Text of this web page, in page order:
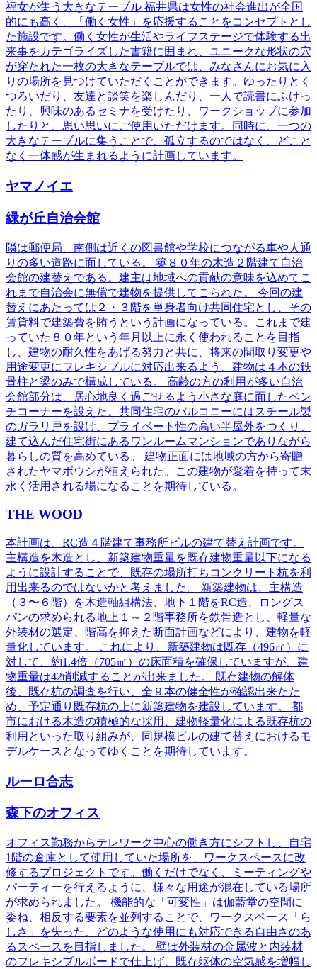
福女が集う大きなテーブル 福井県は女性の社会進出が全国
的にも高く、「働く女性」を応援することをコンセプトとし
た施設です。働く女性が生活やライフステージで体験する出
来事をカテゴライズした書籍に囲まれ、ユニークな形状の穴
が穿たれた一枚の大きなテーブルでは、みなさんにお気に入
りの場所を見つけていただくことができます。ゆったりとく
つろいだり、友達と談笑を楽しんだり、一人で読書にふけっ
たり、興味のあるセミナを受けたり、ワークショップに参加
したりと、思い思いにご使用いただけます。同時に、一つの
大きなテーブルに集うことで、孤立するのではなく、どこと
なく一体感が生まれるように計画しています。
ヤマノイエ
緑が丘自治会館
隣は郵便局、南側は近くの図書館や学校につながる車や人通
りの多い道路に面している。 築８０年の木造２階建て自治
会館の建替えである。建主は地域への貢献の意味を込めてこ
れまで自治会に無償で建物を提供してこられた。 今回の建
替えにあたっては２・３階を単身者向け共同住宅とし、その
賃貸料で建築費を賄うという計画になっている。これまで建
っていた８０年という年月以上に永く使われることを目指
し、建物の耐久性をあげる努力と共に、将来の間取り変更や
用途変更にフレキシブルに対応出来るよう、建物は４本の鉄
骨柱と梁のみで構成している。 高齢の方の利用が多い自治
会館部分は、居心地良く過ごせるよう小さな庭に面したベン
チコーナーを設えた。共同住宅のバルコニーにはスチール製
のガラリ戸を設け、プライベート性の高い半屋外をつくり、
建て込んだ住宅街にあるワンルームマンションでありながら
暮らしの質を高めている。 建物正面には地域の方から寄贈
されたヤマボウシが植えられた。この建物が愛着を持って末
永く活用される場になることを期待している。
THE WOOD
本計画は、RC造４階建て事務所ビルの建て替え計画です。
主構造を木造とし、新築建物重量を既存建物重量以下になる
ように設計することで、既存の場所打ちコンクリート杭を利
用出来るのではないかと考えました。 新築建物は、主構造
（３〜６階）を木造軸組構法、地下１階をRC造、ロングス
パンの求められる地上１～２階事務所を鉄骨造とし、軽量な
外装材の選定、階高を抑えた断面計画などにより、建物を軽
量化しています。 これにより、新築建物は既存（496㎡）に
対して、約1.4倍（705㎡）の床面積を確保していますが、建
物重量は42t削減することが出来ました。 既存建物の解体
後、既存杭の調査を行い、全９本の健全性が確認出来たた
め、予定通り既存杭の上に新築建物を建設しています。 都
市における木造の積極的な採用、建物軽量化による既存杭の
利用といった取り組みが、同規模ビルの建て替えにおけるモ
デルケースとなってゆくことを期待しています。
ルーロ合志
森下のオフィス
オフィス勤務からテレワーク中心の働き方にシフトし、自宅
1階の倉庫として使用していた場所を、ワークスペースに改
修するプロジェクトです。働くだけでなく、ミーティングや
パーティーを行えるように、様々な用途が混在している場所
が求められました。 機能的な「可変性」は伽藍堂の空間に
委ね、相反する要素を並列することで、ワークスペース「ら
しさ」を失った、どのような使用にも対応できる自由さのあ
るスペースを目指しました。 壁は外装材の金属波と内装材
のフレキシブルボードで仕上げ、既存躯体の空気感を増幅し